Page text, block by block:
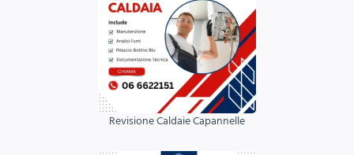
Revisione Caldaie Capannelle